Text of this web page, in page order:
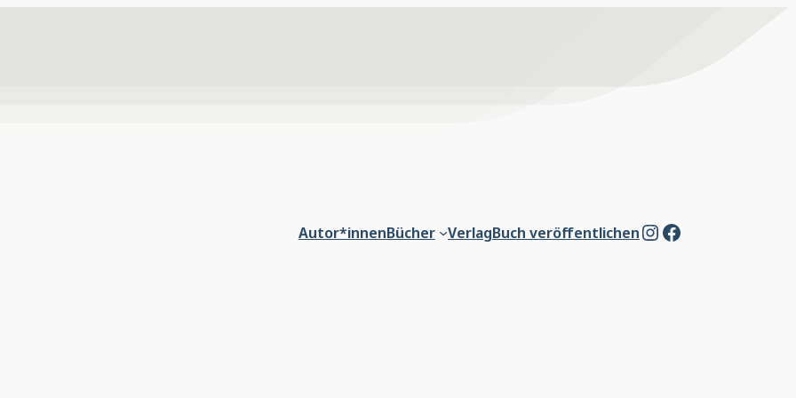
Autor*innenBücher VerlagBuch veröffentlichenInstagram
Facebook